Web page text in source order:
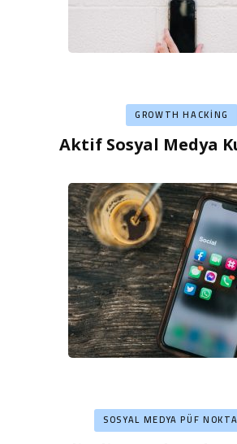
GROWTH HACKING
Aktif Sosyal Medya
SOSYAL MEDYA PÜF